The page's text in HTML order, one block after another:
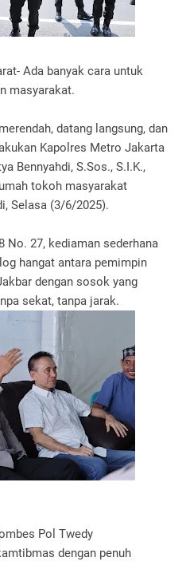
Ada banyak cara untuk
masyarakat.
datang langsung, dan
Kapolres Metro Jakarta
Bennyahdi, S.Sos., S.I.K.,
tokoh masyarakat
Selasa (3/6/2025).
No. 27, kediaman sederhana
hangat antara pemimpin
dengan sosok yang
sekat, tanpa jarak.
Pol Twedy
dengan penuh